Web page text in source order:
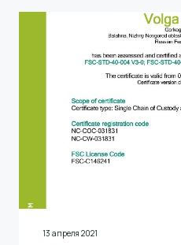
лесопользования и
освоению лесов. Срок
– до апреля 2026 года.
13 апреля 2021